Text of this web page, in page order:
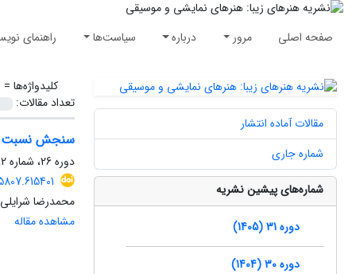
صفحه اصلی مرور درباره سیاست‌ها راهنمای
کلیدواژه‌ها =
تعداد مقالات:
سنجش نسبت ضرب‌های ریتم 8/6 در
دوره 26، شماره 2، تابستان 1400، صفحه
محمدرضا
مشاهده مقاله
مقالات آماده انتشار
شماره جاری
شماره‌های پیشین نشریه
دوره 31 (1405)
دوره 30 (1404)